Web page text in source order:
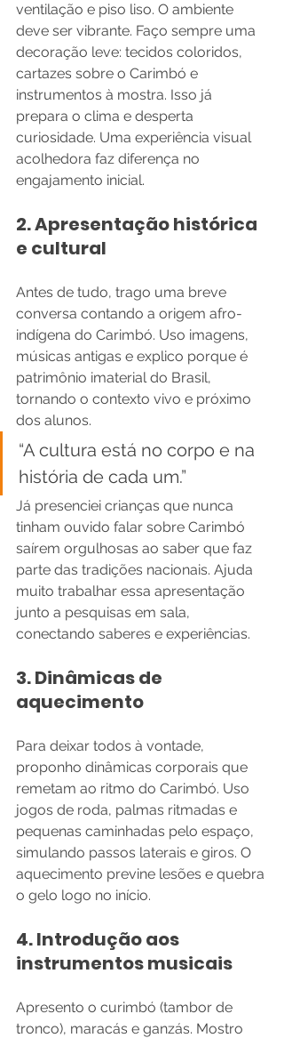
ventilação e piso liso. O ambiente
deve ser vibrante. Faço sempre uma
decoração leve: tecidos coloridos,
cartazes sobre o Carimbó e
instrumentos à mostra. Isso já
prepara o clima e desperta
curiosidade. Uma experiência visual
acolhedora faz diferença no
engajamento inicial.
2. Apresentação histórica
e cultural
Antes de tudo, trago uma breve
conversa contando a origem afro-
indígena do Carimbó. Uso imagens,
músicas antigas e explico porque é
patrimônio imaterial do Brasil,
tornando o contexto vivo e próximo
dos alunos.
“A cultura está no corpo e na
história de cada um.”
Já presenciei crianças que nunca
tinham ouvido falar sobre Carimbó
saírem orgulhosas ao saber que faz
parte das tradições nacionais. Ajuda
muito trabalhar essa apresentação
junto a pesquisas em sala,
conectando saberes e experiências.
3. Dinâmicas de
aquecimento
Para deixar todos à vontade,
proponho dinâmicas corporais que
remetam ao ritmo do Carimbó. Uso
jogos de roda, palmas ritmadas e
pequenas caminhadas pelo espaço,
simulando passos laterais e giros. O
aquecimento previne lesões e quebra
o gelo logo no início.
4. Introdução aos
instrumentos musicais
Apresento o curimbó (tambor de
tronco), maracás e ganzás. Mostro